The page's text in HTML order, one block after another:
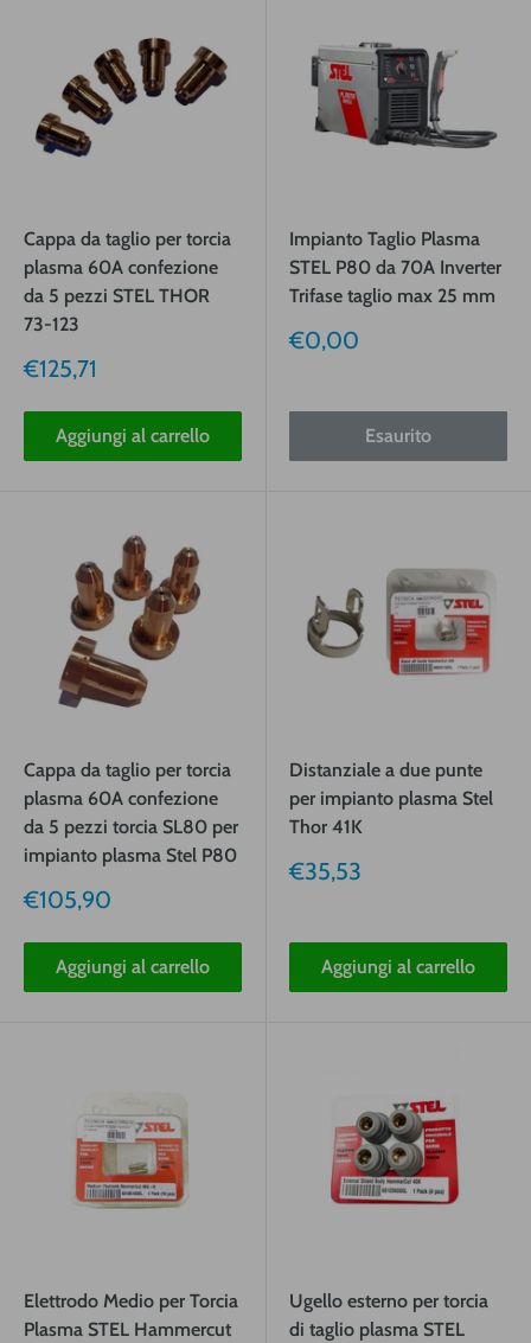
Cappa da taglio per torcia
plasma 60A confezione
da 5 pezzi STEL THOR
73-123
Prezzo
€125,71
Aggiungi al carrello
Impianto Taglio Plasma
STEL P80 da 70A Inverter
Trifase taglio max 25 mm
Prezzo
€0,00
Esaurito
Cappa da taglio per torcia
plasma 60A confezione
da 5 pezzi torcia SL80 per
impianto plasma Stel P80
Prezzo
€105,90
Aggiungi al carrello
Distanziale a due punte
per impianto plasma Stel
Thor 41K
Prezzo
€35,53
Aggiungi al carrello
Elettrodo Medio per Torcia
Plasma STEL Hammercut
Ugello esterno per torcia
di taglio plasma STEL